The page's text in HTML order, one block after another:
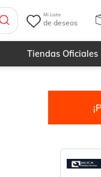
Mi Lista
de deseos
Tiendas Oficiales